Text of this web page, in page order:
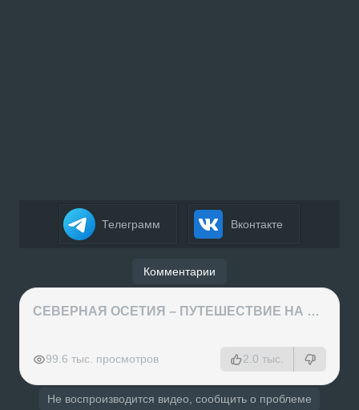
Телеграмм Вконтакте
Комментарии
СЕВЕРНАЯ ОСЕТИЯ – ПУТЕШЕСТВИЕ НА КАВКАЗ часть 4
99.6 тыс. просмотров 2.0 тыс.
Не воспроизводится видео, сообщить о проблеме